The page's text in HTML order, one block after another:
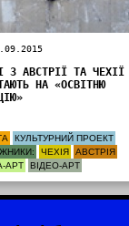
З АВСТРІЇ ТА ЧЕХІЇ
НА «ОСВІТНЮ
КУЛЬТУРНИЙ ПРОЕКТ
ЧЕХІЯ
АВСТРІЯ
АРТ
ВІДЕО-АРТ